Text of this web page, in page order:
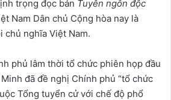
trọng đọc bản Tuyên ngôn độc
Nam Dân chủ Cộng hòa nay là
chủ nghĩa Việt Nam.
phủ lâm thời tổ chức phiên họp đầu
đã đề nghị Chính phủ “tổ chức
Tổng tuyển cử với chế độ phổ